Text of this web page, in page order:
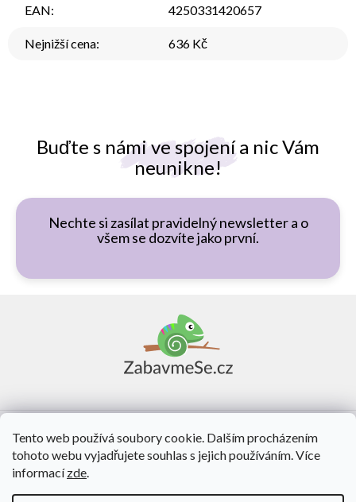
Tento web používá soubory cookie. Dalším procházením
tohoto webu vyjadřujete souhlas s jejich používáním. Více
informacízde.
Buďte s námi ve spojení a nic Vám
neunikne!
Nechte si zasílat pravidelný newsletter a o
všem se dozvíte jako první.
EAN: 4250331420657
Nejnižší cena: 636 Kč
O nás